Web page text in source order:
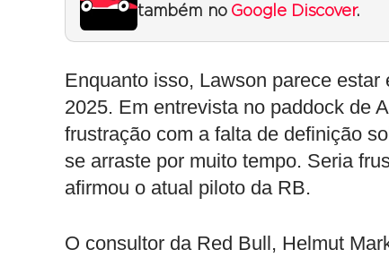
também no Google Discover.
Enquanto isso, Lawson parece
2025. Em entrevista no paddock de
frustração com a falta de definição
se arraste por muito tempo. Seria
afirmou o atual piloto da RB.
O consultor da Red Bull, Helmut